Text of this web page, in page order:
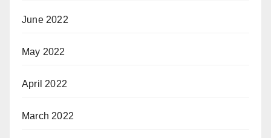
June 2022
May 2022
April 2022
March 2022